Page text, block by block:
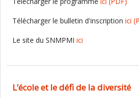
Télécharger le bulletin d'inscription ici
Le site du SNMPMI ici
L’école et le défi de la diversité